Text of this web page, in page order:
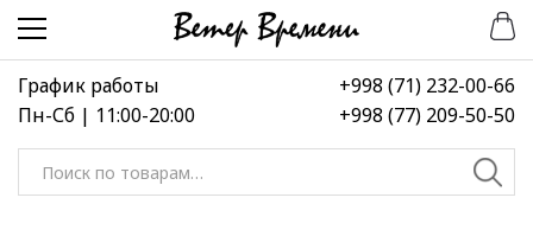
Перейти
навигации
Перейти
содержимому
График работы
Пн-Сб | 11:00-20:00
+998 (71) 232-00-66
+998 (77) 209-50-50
Искать: